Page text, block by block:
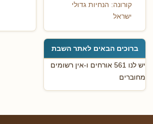
קורונה: הנחיות גדולי
ישראל
ברוכים הבאים לאתר השבת
יש לנו 561 אורחים ו-אין רשומים
מחוברים